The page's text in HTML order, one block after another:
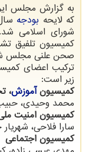
که لایحه بودجه سال ۱۴۰۱ کشور
شورای اسلامی
کمیسیون تلفیق
صحن علنی مجلس
زیر است:
کمیسیونآموزش،
محمد وحیدی، حبیب
کمیسیون امنیت
سارا فلاحی،
کمیسیون اجتماعی